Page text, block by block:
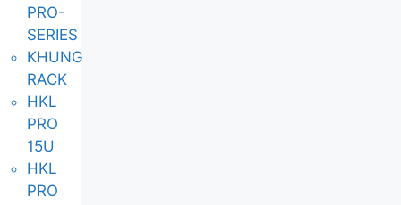
PRO-
SERIES
KHUNG
RACK
HKL
PRO
15U
HKL
PRO